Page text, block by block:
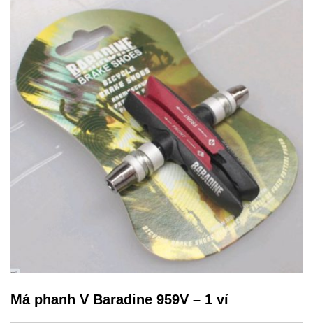
Má phanh V Baradine 959V – 1 vỉ